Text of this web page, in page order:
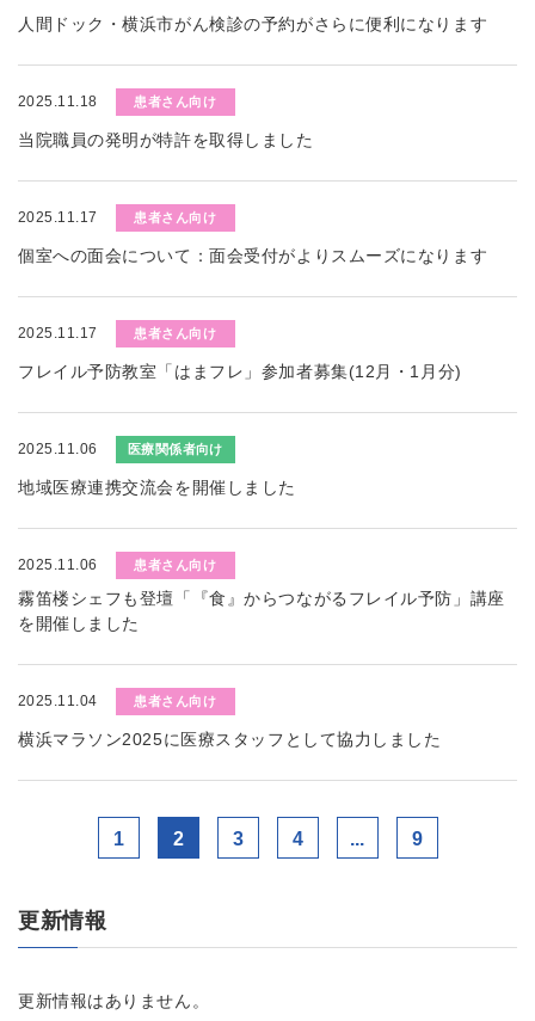
人間ドック・横浜市がん検診の予約がさらに便利になります
2025.11.18 患者さん向け
当院職員の発明が特許を取得しました
2025.11.17 患者さん向け
個室への面会について：面会受付がよりスムーズになります
2025.11.17 患者さん向け
フレイル予防教室「はまフレ」参加者募集(12月・1月分)
2025.11.06 医療関係者向け
地域医療連携交流会を開催しました
2025.11.06 患者さん向け
霧笛楼シェフも登壇「『食』からつながるフレイル予防」講座
を開催しました
2025.11.04 患者さん向け
横浜マラソン2025に医療スタッフとして協力しました
1 2 3 4 ... 9
更新情報
更新情報はありません。